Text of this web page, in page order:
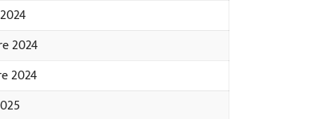
2024
2024